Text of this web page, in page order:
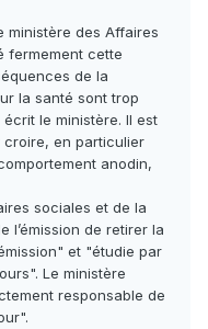
ministère des Affaires
fermement cette
de la
la santé sont trop
le ministère. Il est
en particulier
anodin,
sociales et de la
l’émission de retirer la
et "étudie par
Le ministère
responsable de